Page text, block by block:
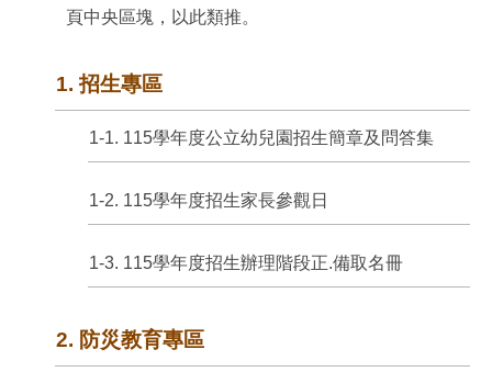
頁中央區塊，以此類推。
1. 招生專區
1-1. 115學年度公立幼兒園招生簡章及問答集
1-2. 115學年度招生家長參觀日
1-3. 115學年度招生辦理階段正.備取名冊
2. 防災教育專區